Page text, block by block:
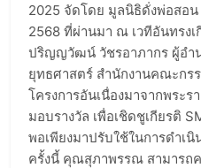
2025 จัดโดย มูลนิธิดั่งพ่อสอ
2568 ที่ผ่านมา ณ เวทีอันทรง
ปริญญวัฒน์ วัชรอาภากร ผู้อำ
ยุทธศาสตร์ สำนักงานคณะกร
โครงการอันเนื่องมาจากพระ
มอบรางวัล เพื่อเชิดชูเกียรติ
พอเพียงมาปรับใช้ในการดำเ
ครั้งนี้ คุณสุภาพรรณ สามารถ